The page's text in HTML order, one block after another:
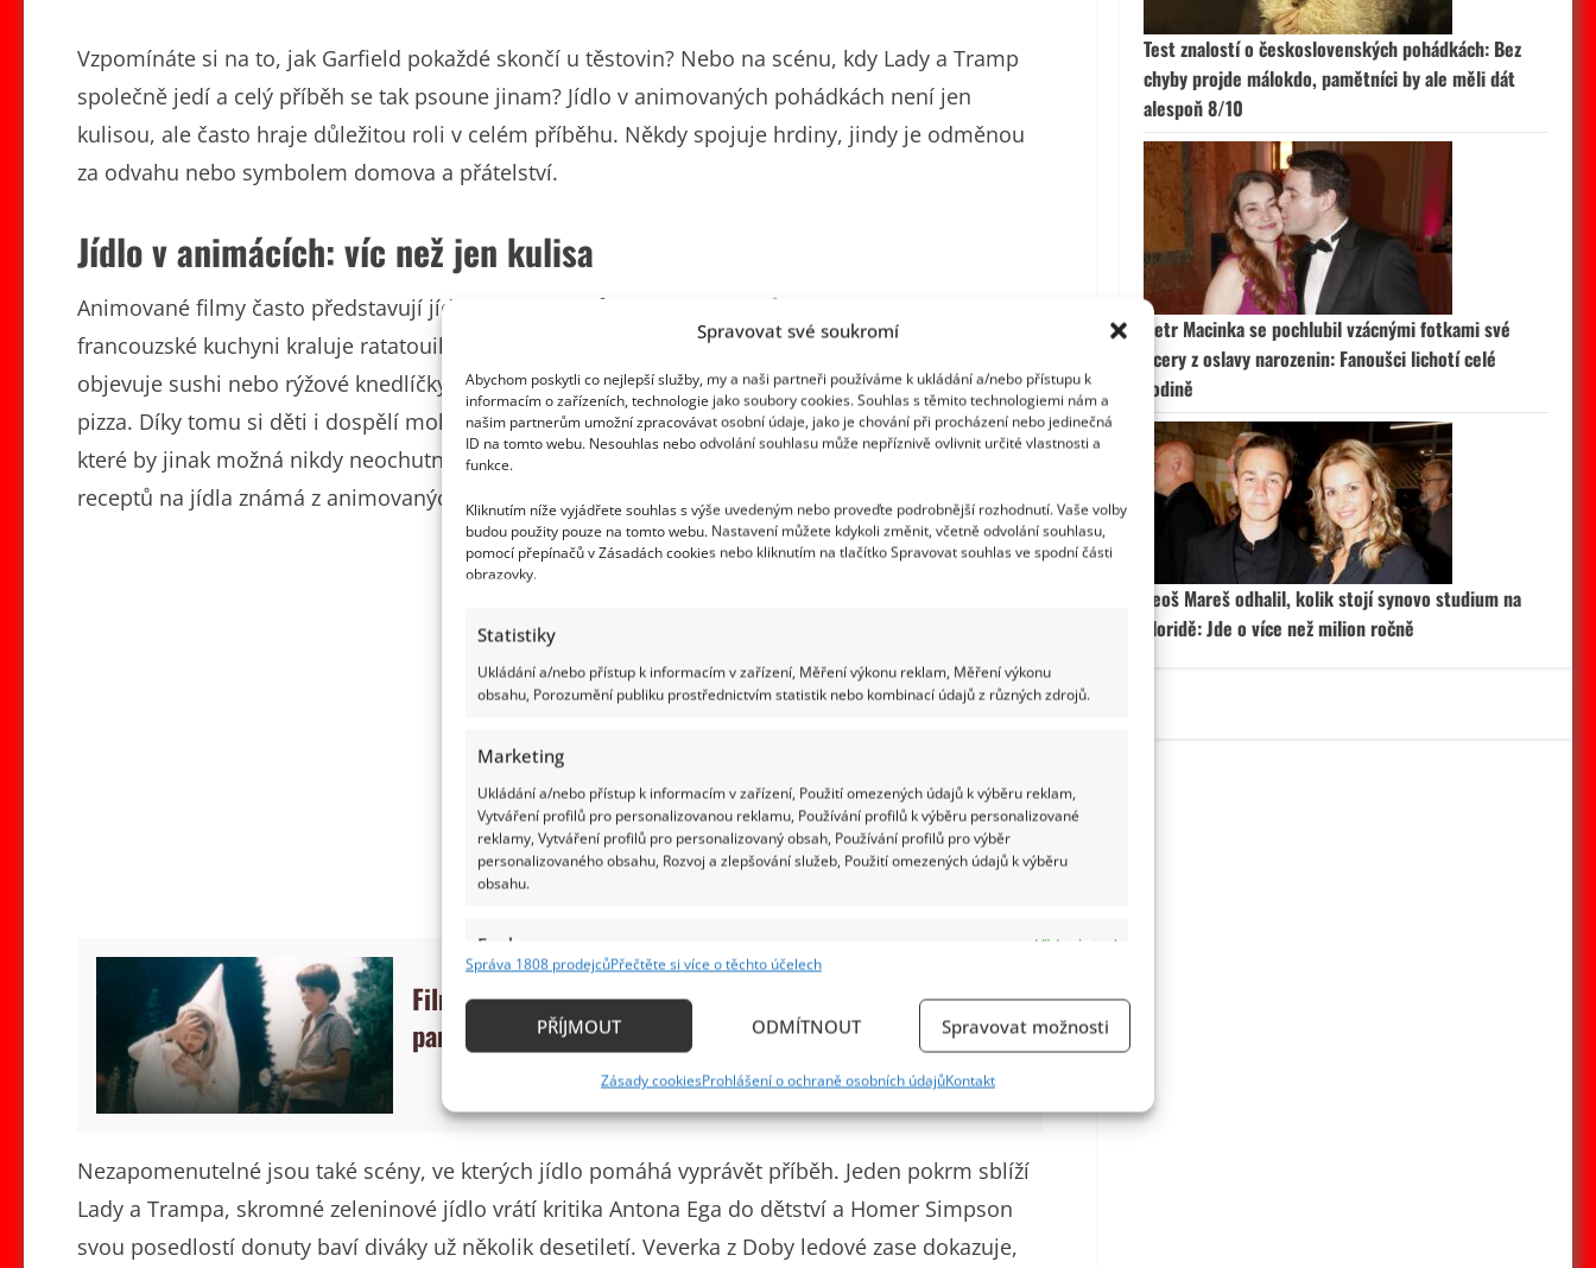
Spravovat své soukromí
Abychom poskytli co nejlepší služby, my a naši partneři používáme k ukládání a/nebo přístupu k
informacím o zařízeních, technologie jako soubory cookies. Souhlas s těmito technologiemi nám a
našim partnerům umožní zpracovávat osobní údaje, jako je chování při procházení nebo jedinečná
ID na tomto webu. Nesouhlas nebo odvolání souhlasu může nepříznivě ovlivnit určité vlastnosti a
funkce.
Kliknutím níže vyjádřete souhlas s výše uvedeným nebo proveďte podrobnější rozhodnutí. Vaše volby
budou použity pouze na tomto webu. Nastavení můžete kdykoli změnit, včetně odvolání souhlasu,
pomocí přepínačů v Zásadách cookies nebo kliknutím na tlačítko Spravovat souhlas ve spodní části
obrazovky.
Statistiky
Ukládání a/nebo přístup k informacím v zařízení, Měření výkonu reklam, Měření výkonu
obsahu, Porozumění publiku prostřednictvím statistik nebo kombinací údajů z různých zdrojů.
Marketing
Ukládání a/nebo přístup k informacím v zařízení, Použití omezených údajů k výběru reklam,
Vytváření profilů pro personalizovanou reklamu, Používání profilů k výběru personalizované
reklamy, Vytváření profilů pro personalizovaný obsah, Používání profilů pro výběr
personalizovaného obsahu, Rozvoj a zlepšování služeb, Použití omezených údajů k výběru
obsahu.
Funkce
Vždy aktivní
Identifikace zařízení na základě automaticky přenášených informací.
základě aktivně požadovaných informací.
Zajištění bezpečnosti, předcházení a zjišťování podvodů a
odstraňování chyb, Poskytování a zobrazování reklamy a
obsahu, Ukládání a sdělování voleb ochrany osobních údajů.
Správa 1808 prodejcůPřečtěte si více o těchto účelech
PŘÍJMOUT ODMÍTNOUT Spravovat možnosti
Zásady cookiesProhlášení o ochraně osobních údajůKontakt
Vzpomínáte si na to, jak Garfield pokaždé skončí u těstovin? Nebo na scénu, kdy Lady a Tramp
společně jedí a celý příběh se tak psoune jinam? Jídlo v animovaných pohádkách není jen
kulisou, ale často hraje důležitou roli v celém příběhu. Někdy spojuje hrdiny, jindy je odměnou
za odvahu nebo symbolem domova a přátelství.
Jídlo v animácích: víc než jen kulisa
Animované filmy často představují jídlo také jako způsob poznávání různých kultur. Ve
francouzské kuchyni kraluje ratatouille a křupavé bagety, v japonských animovaných filmech se
objevuje sushi nebo rýžové knedlíčky a v amerických seriálech zase nechybí burgery, koblihy či
pizza. Díky tomu si děti i dospělí mohou nenásilnou formou rozšířit obzory a objevit pokrmy,
které by jinak možná nikdy neochutnali. Některé filmy dokonce inspirovaly kuchařky plné
receptů na jídla známá z animovaných příběhů.
Filmový kvíz o pohádce Ať žijí duchové: Diváci s dobrou
pamětí mohou získat i 10/10 bodů
Nezapomenutelné jsou také scény, ve kterých jídlo pomáhá vyprávět příběh. Jeden pokrm sblíží
Lady a Trampa, skromné zeleninové jídlo vrátí kritika Antona Ega do dětství a Homer Simpson
svou posedlostí donuty baví diváky už několik desetiletí. Veverka z Doby ledové zase dokazuje,
Test znalostí o československých pohádkách: Bez
chyby projde málokdo, pamětníci by ale měli dát
alespoň 8/10
Petr Macinka se pochlubil vzácnými fotkami své
dcery z oslavy narozenin: Fanoušci lichotí celé
rodině
Leoš Mareš odhalil, kolik stojí synovo studium na
Floridě: Jde o více než milion ročně